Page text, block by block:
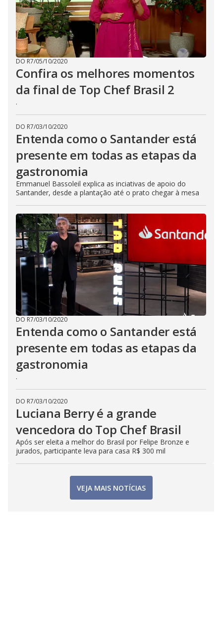
DO R7/05/10/2020
Confira os melhores momentos
da final de Top Chef Brasil 2
.
DO R7/03/10/2020
Entenda como o Santander está
presente em todas as etapas da
gastronomia
Emmanuel Bassoleil explica as inciativas de apoio do
Santander, desde a plantação até o prato chegar à mesa
DO R7/03/10/2020
Entenda como o Santander está
presente em todas as etapas da
gastronomia
.
DO R7/03/10/2020
Luciana Berry é a grande
vencedora do Top Chef Brasil
Após ser eleita a melhor do Brasil por Felipe Bronze e
jurados, participante leva para casa R$ 300 mil
VEJA MAIS NOTÍCIAS